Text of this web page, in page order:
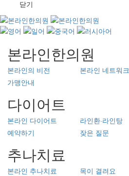
닫기
본라인한의원
본라인의 비전 본라인 네트워크
가맹안내
다이어트
본라인 다이어트 라인환·라인탕
예약하기
잦은 질문
추나치료
본라인 추나치료 목이 결려요